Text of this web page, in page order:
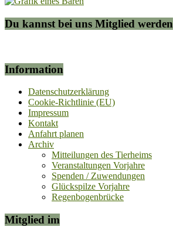
Du kannst bei uns Mitglied werden
Information
Datenschutzerklärung
Cookie-Richtlinie (EU)
Impressum
Kontakt
Anfahrt planen
Archiv
Mitteilungen des Tierheims
Veranstaltungen Vorjahre
Spenden / Zuwendungen
Glückspilze Vorjahre
Regenbogenbrücke
Mitglied im